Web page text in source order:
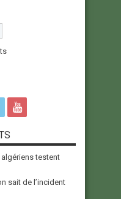
testent
sait de l’incident